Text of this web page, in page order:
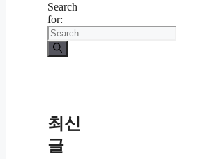
Search
for:
최신
글